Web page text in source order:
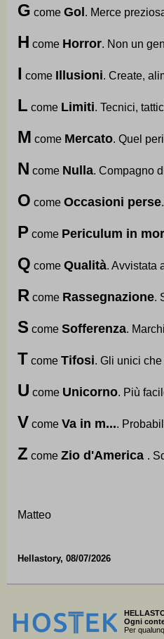
G come Gol . Merce
H come Horror. Non un
I come Illusioni. Create,
L come Limiti. Tecnici,
M come Mercato. Quel
N come Nulla. Compagno
O come Occasioni perse
P come Periculum in
Q come Qualità. Avvistata
R come Rassegnazione.
S come Sofferenza.
T come Tifosi. Gli unici
U come Unicorno. Più
V come Va in m....
Z come Zio d'America .
Matteo
Hellastory, 08/07/2026
Ogni
Per